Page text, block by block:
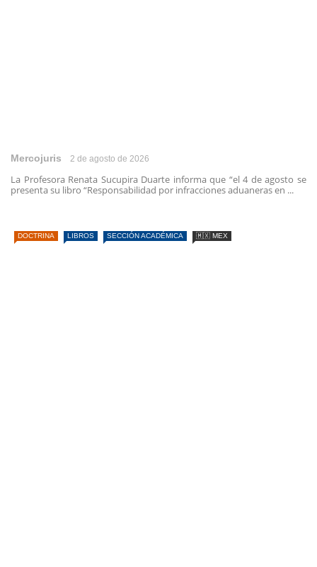
Mercojuris 2 de agosto de 2026
La Profesora Renata Sucupira Duarte informa que “el 4 de agosto se
presenta su libro “Responsabilidad por infracciones aduaneras en ...
DOCTRINA LIBROS SECCIÓN ACADÉMICA 🇲🇽 MEX